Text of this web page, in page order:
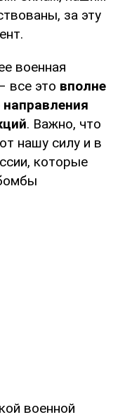
за эту
военная
все это вполне
. Важно, что
нашу силу и в
которые
военной